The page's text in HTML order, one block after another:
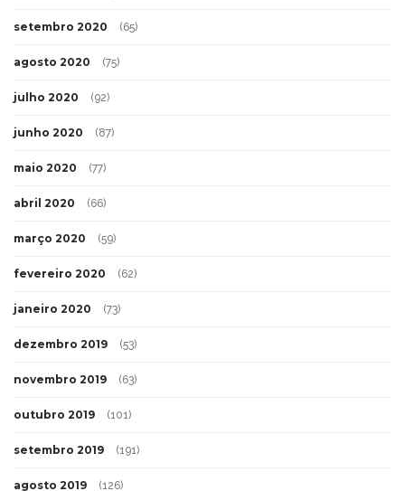
setembro 2020 (65)
agosto 2020 (75)
julho 2020 (92)
junho 2020 (87)
maio 2020 (77)
abril 2020 (66)
março 2020 (59)
fevereiro 2020 (62)
janeiro 2020 (73)
dezembro 2019 (53)
novembro 2019 (63)
outubro 2019 (101)
setembro 2019 (191)
agosto 2019 (126)